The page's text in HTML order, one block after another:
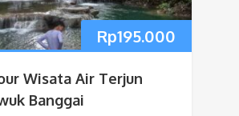
Rp195.000
Wisata Air Terjun
Banggai